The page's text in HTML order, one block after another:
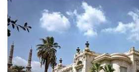
الإعلام
تواصل معنا
الطلاب